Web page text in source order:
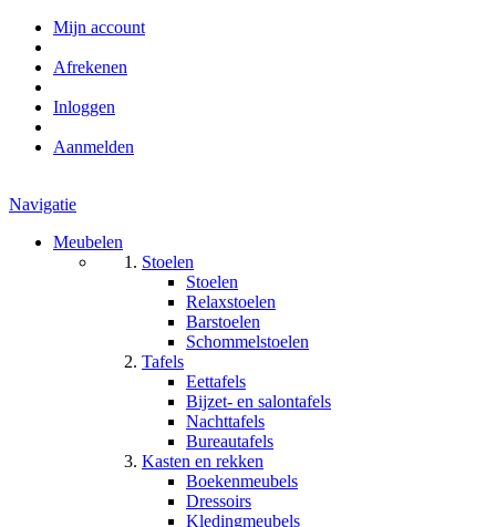
Mijn account
Afrekenen
Inloggen
Aanmelden
Navigatie
Meubelen
Stoelen
Stoelen
Relaxstoelen
Barstoelen
Schommelstoelen
Tafels
Eettafels
Bijzet- en salontafels
Nachttafels
Bureautafels
Kasten en rekken
Boekenmeubels
Dressoirs
Kledingmeubels